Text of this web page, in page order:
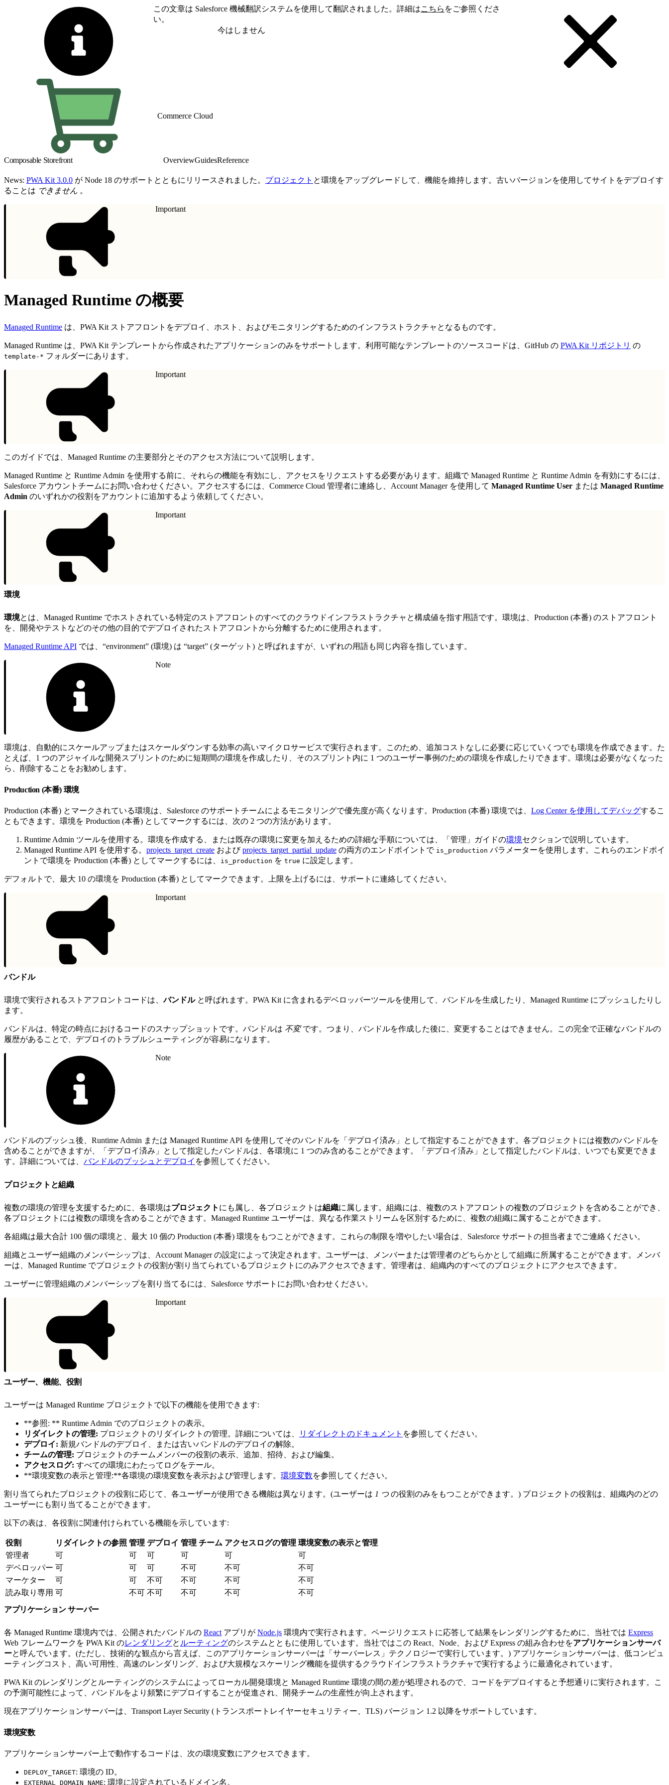
この文章は Salesforce 機械翻訳システムを使用して翻訳されました。詳細はこちら をご参照くださ
い。
今はしません
Commerce Cloud
Composable Storefront OverviewGuidesReference
News: PWA Kit 3.0.0 が Node 18 のサポートとともにリリースされました。 プロジェクト と環境をアップグレードして、機能を維持します。古いバージョンを使用してサイトをデプロイす
ることは できません 。
Important
Managed Runtime の概要
Managed Runtime は、PWA Kit ストアフロントをデプロイ、ホスト、およびモニタリングするためのインフラストラクチャとなるものです。
Managed Runtime は、PWA Kit テンプレートから作成されたアプリケーションのみをサポートします。利用可能なテンプレートのソースコードは、GitHub の PWA Kit リポジトリ の
template-* フォルダーにあります。
Important
このガイドでは、Managed Runtime の主要部分とそのアクセス方法について説明します。
Managed Runtime と Runtime Admin を使用する前に、それらの機能を有効にし、アクセスをリクエストする必要があります。組織で Managed Runtime と Runtime Admin を有効にするには、
Salesforce アカウントチームにお問い合わせください。アクセスするには、Commerce Cloud 管理者に連絡し、Account Manager を使用して Managed Runtime User または Managed Runtime
Admin のいずれかの役割をアカウントに追加するよう依頼してください。
Important
環境
環境とは、Managed Runtime でホストされている特定のストアフロントのすべてのクラウドインフラストラクチャと構成値を指す用語です。環境は、Production (本番) のストアフロント
を、開発やテストなどのその他の目的でデプロイされたストアフロントから分離するために使用されます。
Managed Runtime API では、“environment” (環境) は “target” (ターゲット) と呼ばれますが、いずれの用語も同じ内容を指しています。
Note
環境は、自動的にスケールアップまたはスケールダウンする効率の高いマイクロサービスで実行されます。このため、追加コストなしに必要に応じていくつでも環境を作成できます。た
とえば、1 つのアジャイルな開発スプリントのために短期間の環境を作成したり、そのスプリント内に 1 つのユーザー事例のための環境を作成したりできます。環境は必要がなくなった
ら、削除することをお勧めします。
Production (本番) 環境
Production (本番) とマークされている環境は、Salesforce のサポートチームによるモニタリングで優先度が高くなります。Production (本番) 環境では、 Log Center を使用してデバッグするこ
ともできます。環境を Production (本番) としてマークするには、次の 2 つの方法があります。
Runtime Admin ツールを使用する。環境を作成する、または既存の環境に変更を加えるための詳細な手順については、「管理」ガイドの環境セクションで説明しています。
Managed Runtime API を使用する。 projects_target_create およびprojects_target_partial_update の両方のエンドポイントで is_production パラメーターを使用します。これらのエンドポイ
ントで環境を Production (本番) としてマークするには、
is_production を true に設定します。
デフォルトで、最大 10 の環境を Production (本番) としてマークできます。上限を上げるには、サポートに連絡してください。
Important
バンドル
環境で実行されるストアフロントコードは、バンドルと呼ばれます。PWA Kit に含まれるデベロッパーツールを使用して、バンドルを生成したり、Managed Runtime にプッシュしたりし
ます。
バンドルは、特定の時点におけるコードのスナップショットです。バンドルは 不変です。つまり、バンドルを作成した後に、変更することはできません。この完全で正確なバンドルの
履歴があることで、デプロイのトラブルシューティングが容易になります。
Note
バンドルのプッシュ後、Runtime Admin または Managed Runtime API を使用してそのバンドルを「デプロイ済み」として指定することができます。各プロジェクトには複数のバンドルを
含めることができますが、「デプロイ済み」として指定したバンドルは、各環境に 1 つのみ含めることができます。「デプロイ済み」として指定したバンドルは、いつでも変更できま
す。詳細については、 バンドルのプッシュとデプロイ を参照してください。
プロジェクトと組織
複数の環境の管理を支援するために、各環境はプロジェクト にも属し、各プロジェクトは組織に属します。組織には、複数のストアフロントの複数のプロジェクトを含めることができ、
各プロジェクトには複数の環境を含めることができます。Managed Runtime ユーザーは、異なる作業ストリームを区別するために、複数の組織に属することができます。
各組織は最大合計 100 個の環境と、最大 10 個の Production (本番) 環境をもつことができます。これらの制限を増やしたい場合は、Salesforce サポートの担当者までご連絡ください。
組織とユーザー組織のメンバーシップは、Account Manager の設定によって決定されます。ユーザーは、メンバーまたは管理者のどちらかとして組織に所属することができます。メンバ
ーは、Managed Runtime でプロジェクトの役割が割り当てられているプロジェクトにのみアクセスできます。管理者は、組織内のすべてのプロジェクトにアクセスできます。
ユーザーに管理組織のメンバーシップを割り当てるには、Salesforce サポートにお問い合わせください。
Important
ユーザー、機能、役割
ユーザーは Managed Runtime プロジェクトで以下の機能を使用できます:
**参照: ** Runtime Admin でのプロジェクトの表示。
リダイレクトの管理: プロジェクトのリダイレクトの管理。詳細については、 リダイレクトのドキュメント を参照してください。
デプロイ: 新規バンドルのデプロイ、または古いバンドルのデプロイの解除。
チームの管理: プロジェクトのチームメンバーの役割の表示、追加、招待、および編集。
アクセスログ: すべての環境にわたってログをテール。
**環境変数の表示と管理:**各環境の環境変数を表示および管理します。 環境変数を参照してください。
割り当てられたプロジェクトの役割に応じて、各ユーザーが使用できる機能は異なります。(ユーザーは 1 つ の役割のみをもつことができます。) プロジェクトの役割は、組織内のどの
ユーザーにも割り当てることができます。
以下の表は、各役割に関連付けられている機能を示しています:
役割 リダイレクトの参照 管理 デプロイ 管理 チーム アクセスログの管理 環境変数の表示と管理
管理者
可 可 可 可 可
可
デベロッパー 可 可 可 不可 不可
不可
マーケター
可 可 不可 不可 不可
不可
読み取り専用 可 不可 不可 不可 不可
不可
アプリケーション サーバー
各 Managed Runtime 環境内では、公開されたバンドルの React アプリが Node.js 環境内で実行されます。ページリクエストに応答して結果をレンダリングするために、当社では Express
Web フレームワークを PWA Kit のレンダリングと ルーティングのシステムとともに使用しています。当社ではこの React、Node、および Express の組み合わせをアプリケーションサーバ
ーと呼んでいます。(ただし、技術的な観点から言えば、このアプリケーションサーバーは「サーバーレス」テクノロジーで実行しています。) アプリケーションサーバーは、低コンピュ
ーティングコスト、高い可用性、高速のレンダリング、および大規模なスケーリング機能を提供するクラウドインフラストラクチャで実行するように最適化されています。
PWA Kit のレンダリングとルーティングのシステムによってローカル開発環境と Managed Runtime 環境の間の差が処理されるので、コードをデプロイすると予想通りに実行されます。こ
の予測可能性によって、バンドルをより頻繁にデプロイすることが促進され、開発チームの生産性が向上されます。
現在アプリケーションサーバーは、Transport Layer Security (トランスポートレイヤーセキュリティー、TLS) バージョン 1.2 以降をサポートしています。
環境変数
アプリケーションサーバー上で動作するコードは、次の環境変数にアクセスできます。
DEPLOY_TARGET: 環境の ID。
EXTERNAL_DOMAIN_NAME: 環境に設定されているドメイン名。